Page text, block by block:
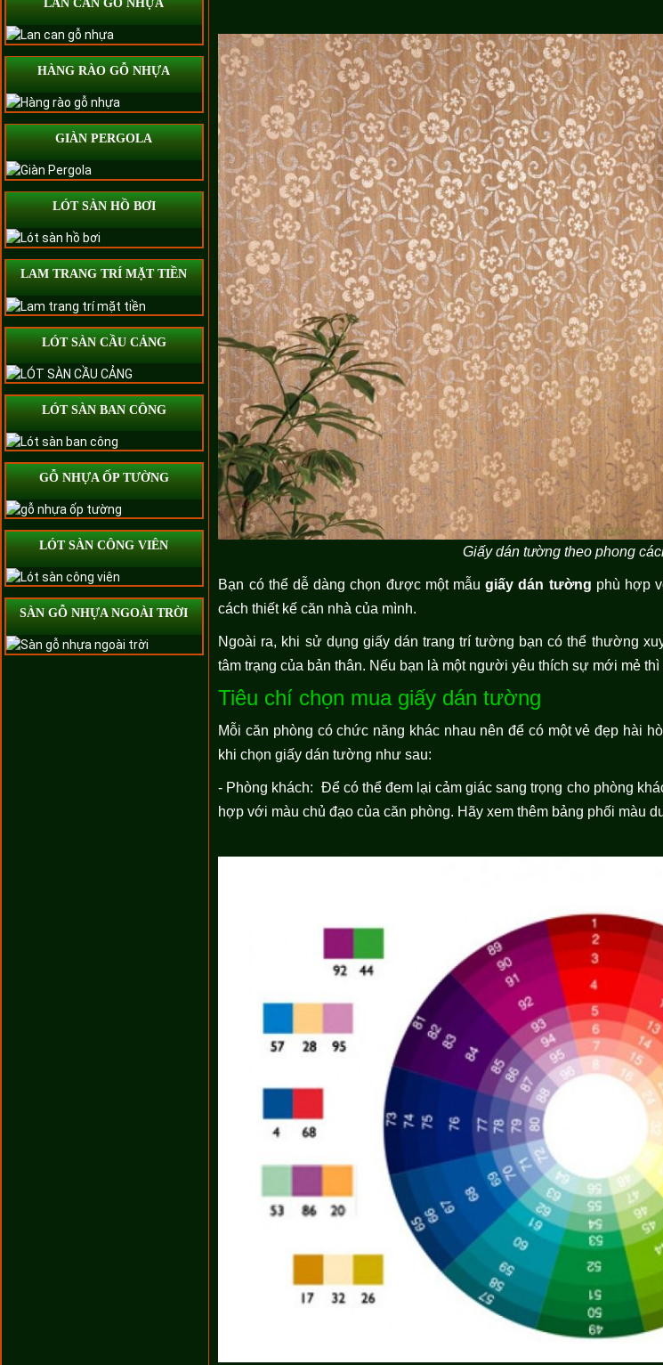
LAN CAN GỖ NHỰA
HÀNG RÀO GỖ NHỰA
GIÀN PERGOLA
LÓT SÀN HỒ BƠI
LAM TRANG TRÍ MẶT TIỀN
LÓT SÀN CẦU CẢNG
LÓT SÀN BAN CÔNG
GỖ NHỰA ỐP TƯỜNG
LÓT SÀN CÔNG VIÊN
SÀN GỖ NHỰA NGOÀI TRỜI
Giấy dán tường theo phong
Bạn có thể dễ dàng chọn được một mẫugiấy dán tường phù hợp
cách thiết kế căn nhà của mình.
Ngoài ra, khi sử dụng giấy dán trang trí tường bạn có thể thường
tâm trạng của bản thân. Nếu bạn là một người yêu thích sự mới mẻ
Tiêu chí chọn mua giấy dán tường
Mỗi căn phòng có chức năng khác nhau nên để có một vẻ đẹp hài
khi chọn giấy dán tường như sau:
- Phòng khách: Để có thể đem lại cảm giác sang trọng cho phòng
hợp với màu chủ đạo của căn phòng. Hãy xem thêm bảng phối màu